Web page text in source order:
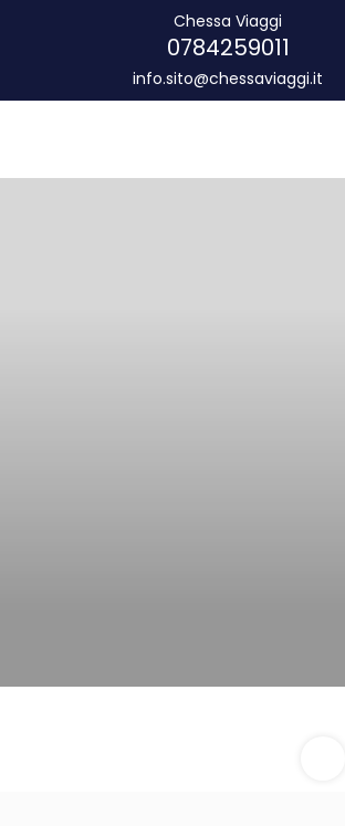
Chessa Viaggi
0784259011
info.sito@chessaviaggi.it